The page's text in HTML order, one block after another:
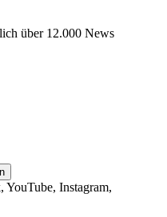
über 12.000 News
YouTube, Instagram,